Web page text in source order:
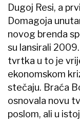
Dugoj Resi, a
Domagoja
novog brenda
su lansirali
tvrtka u to je
ekonomskom
stečaju. Braća
osnovala novu
poslom, ali u